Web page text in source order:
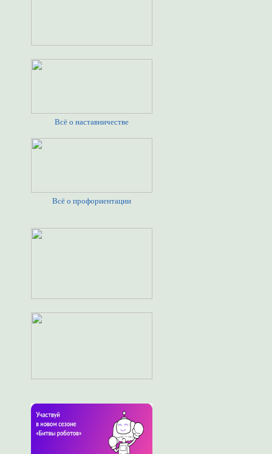
Всё о наставничестве
Всё о профориентации